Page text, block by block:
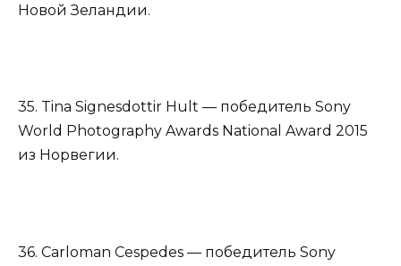
Новой Зеландии.
35. Tina Signesdottir Hult — победитель Sony
World Photography Awards National Award 2015
из Норвегии.
36. Carloman Cespedes — победитель Sony